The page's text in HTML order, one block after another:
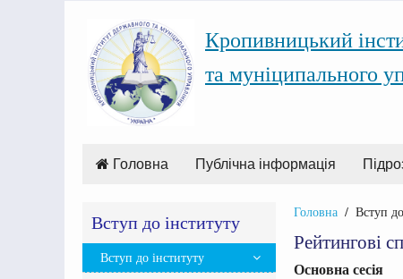
Кропивницький
та муніципального
Головна Публічна інформація
Головна Вступ
Рейтингові
Основна сесія
Вступ до інституту
Вступ до інституту